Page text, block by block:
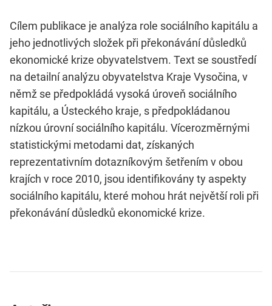
Cílem publikace je analýza role sociálního kapitálu a
jeho jednotlivých složek při překonávání důsledků
ekonomické krize obyvatelstvem. Text se soustředí
na detailní analýzu obyvatelstva Kraje Vysočina, v
němž se předpokládá vysoká úroveň sociálního
kapitálu, a Ústeckého kraje, s předpokládanou
nízkou úrovní sociálního kapitálu. Vícerozměrnými
statistickými metodami dat, získaných
reprezentativním dotazníkovým šetřením v obou
krajích v roce 2010, jsou identifikovány ty aspekty
sociálního kapitálu, které mohou hrát největší roli při
překonávání důsledků ekonomické krize.